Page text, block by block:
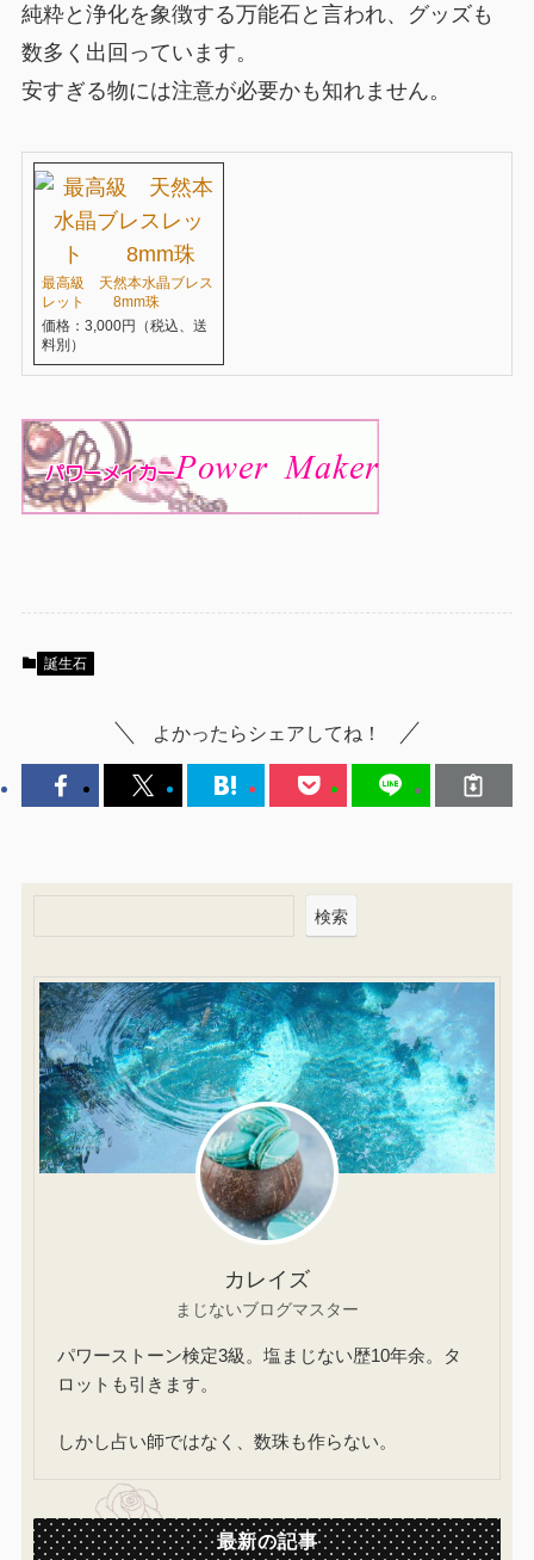
純粋と浄化を象徴する万能石と言われ、グッズも
数多く出回っています。
安すぎる物には注意が必要かも知れません。
最高級 天然本水晶ブレス
レット 8mm珠
価格：3,000円（税込、送
料別）
誕生石
よかったらシェアしてね！
検索
カレイズ
まじないブログマスター
パワーストーン検定3級。塩まじない歴10年余。タ
ロットも引きます。
しかし占い師ではなく、数珠も作らない。
最新の記事